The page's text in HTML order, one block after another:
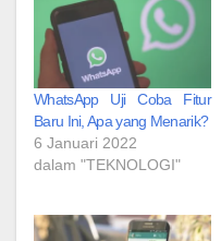
WhatsApp Uji Coba Fitur
Baru Ini, Apa yang Menarik?
6 Januari 2022
dalam "TEKNOLOGI"